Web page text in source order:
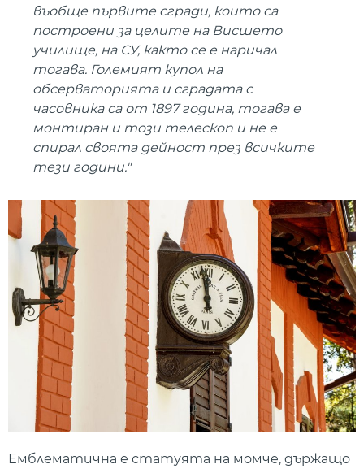
въобще първите сгради, които са
построени за целите на Висшето
училище, на СУ, както се е наричал
тогава. Големият купол на
обсерваторията и сградата с
часовника са от 1897 година, тогава е
монтиран и този телескоп и не е
спирал своята дейност през всичките
тези години."
Емблематична е статуята на момче, държащо